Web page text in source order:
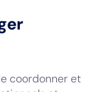
coordonner et